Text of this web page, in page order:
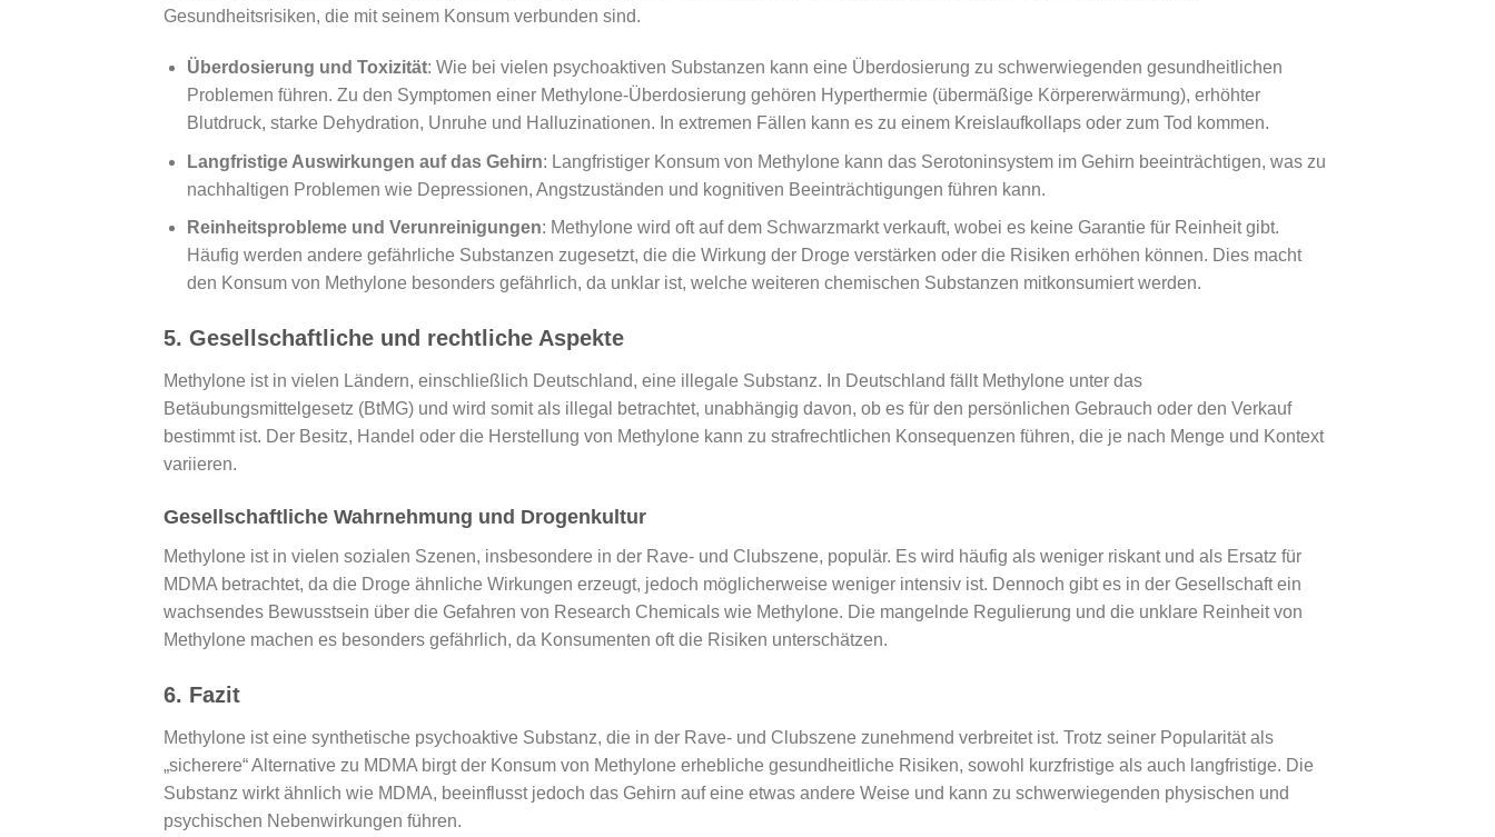
Gesundheitsrisiken, die mit seinem Konsum verbunden sind.
Überdosierung und Toxizität: Wie bei vielen psychoaktiven Substanzen kann eine Überdosierung zu schwerwiegenden gesundheitlichen
Problemen führen. Zu den Symptomen einer Methylone-Überdosierung gehören Hyperthermie (übermäßige Körpererwärmung), erhöhter
Blutdruck, starke Dehydration, Unruhe und Halluzinationen. In extremen Fällen kann es zu einem Kreislaufkollaps oder zum Tod kommen.
Langfristige Auswirkungen auf das Gehirn: Langfristiger Konsum von Methylone kann das Serotoninsystem im Gehirn beeinträchtigen, was zu
nachhaltigen Problemen wie Depressionen, Angstzuständen und kognitiven Beeinträchtigungen führen kann.
Reinheitsprobleme und Verunreinigungen: Methylone wird oft auf dem Schwarzmarkt verkauft, wobei es keine Garantie für Reinheit gibt.
Häufig werden andere gefährliche Substanzen zugesetzt, die die Wirkung der Droge verstärken oder die Risiken erhöhen können. Dies macht
den Konsum von Methylone besonders gefährlich, da unklar ist, welche weiteren chemischen Substanzen mitkonsumiert werden.
5. Gesellschaftliche und rechtliche Aspekte
Methylone ist in vielen Ländern, einschließlich Deutschland, eine illegale Substanz. In Deutschland fällt Methylone unter das
Betäubungsmittelgesetz (BtMG) und wird somit als illegal betrachtet, unabhängig davon, ob es für den persönlichen Gebrauch oder den Verkauf
bestimmt ist. Der Besitz, Handel oder die Herstellung von Methylone kann zu strafrechtlichen Konsequenzen führen, die je nach Menge und Kontext
variieren.
Gesellschaftliche Wahrnehmung und Drogenkultur
Methylone ist in vielen sozialen Szenen, insbesondere in der Rave- und Clubszene, populär. Es wird häufig als weniger riskant und als Ersatz für
MDMA betrachtet, da die Droge ähnliche Wirkungen erzeugt, jedoch möglicherweise weniger intensiv ist. Dennoch gibt es in der Gesellschaft ein
wachsendes Bewusstsein über die Gefahren von Research Chemicals wie Methylone. Die mangelnde Regulierung und die unklare Reinheit von
Methylone machen es besonders gefährlich, da Konsumenten oft die Risiken unterschätzen.
6. Fazit
Methylone ist eine synthetische psychoaktive Substanz, die in der Rave- und Clubszene zunehmend verbreitet ist. Trotz seiner Popularität als
„sicherere“ Alternative zu MDMA birgt der Konsum von Methylone erhebliche gesundheitliche Risiken, sowohl kurzfristige als auch langfristige. Die
Substanz wirkt ähnlich wie MDMA, beeinflusst jedoch das Gehirn auf eine etwas andere Weise und kann zu schwerwiegenden physischen und
psychischen Nebenwirkungen führen.